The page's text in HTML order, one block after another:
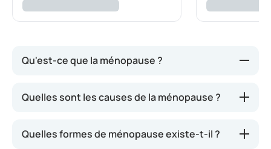
Qu'est-ce que la ménopause ?
Chez les femmes entre 45 et 55 ans, l’activité
ovarienne diminue progressivement, car la réserve
n’est libéré, la production d’œstrogènes diminue.
Quelles sont les causes de la ménopause ?
Quelles formes de ménopause existe-t-il ?